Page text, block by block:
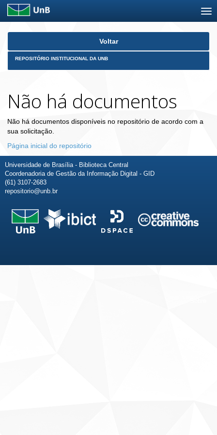
Skip
Voltar
REPOSITÓRIO INSTITUCIONAL DA UNB
Não há documentos
Não há documentos disponíveis no repositório de acordo com a
sua solicitação.
Página inicial do repositório
Universidade de Brasília - Biblioteca Central
Coordenadoria de Gestão da Informação Digital - GID
(61) 3107-2683
repositorio@unb.br